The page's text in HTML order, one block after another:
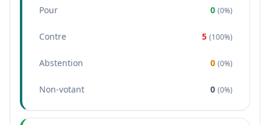
Pour 0 (0%)
Contre 5 (100%)
Abstention 0 (0%)
Non-votant 0 (0%)